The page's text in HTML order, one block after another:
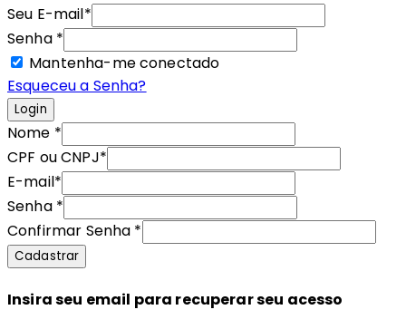
Seu E-mail*
Senha *
Mantenha-me conectado
Esqueceu a Senha?
Login
Nome *
CPF ou CNPJ*
E-mail*
Senha *
Confirmar Senha *
Cadastrar
Insira seu email para recuperar seu acesso